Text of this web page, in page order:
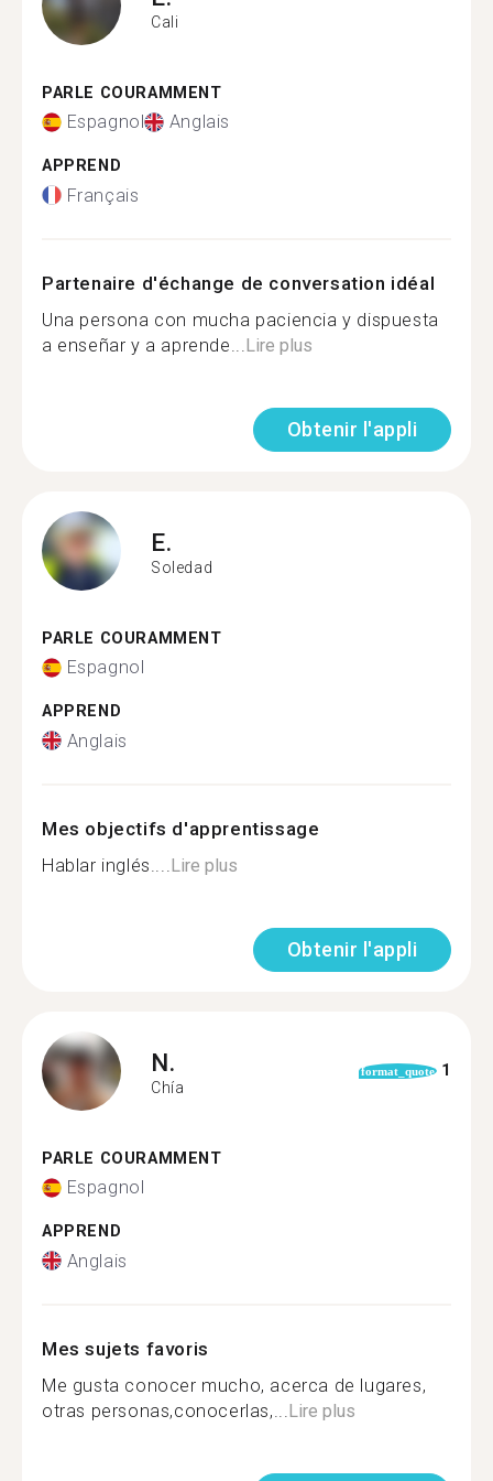
Cali
PARLE COURAMMENT
Espagnol Anglais
APPREND
Français
Partenaire d'échange de conversation idéal
Una persona con mucha paciencia y dispuesta
a enseñar y a aprende... Lire plus
Obtenir l'appli
E.
Soledad
PARLE COURAMMENT
Espagnol
APPREND
Anglais
Mes objectifs d'apprentissage
Hablar inglés.... Lire plus
Obtenir l'appli
N.
Chía
format_quote 1
PARLE COURAMMENT
Espagnol
APPREND
Anglais
Mes sujets favoris
Me gusta conocer mucho, acerca de lugares,
otras personas,conocerlas,... Lire plus